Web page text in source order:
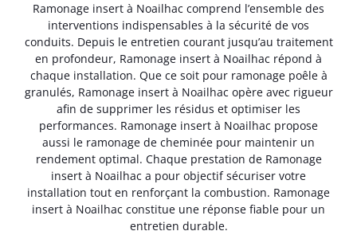
Ramonage insert à Noailhac comprend l’ensemble des
interventions indispensables à la sécurité de vos
conduits. Depuis le entretien courant jusqu’au traitement
en profondeur, Ramonage insert à Noailhac répond à
chaque installation. Que ce soit pour ramonage poêle à
granulés, Ramonage insert à Noailhac opère avec rigueur
afin de supprimer les résidus et optimiser les
performances. Ramonage insert à Noailhac propose
aussi le ramonage de cheminée pour maintenir un
rendement optimal. Chaque prestation de Ramonage
insert à Noailhac a pour objectif sécuriser votre
installation tout en renforçant la combustion. Ramonage
insert à Noailhac constitue une réponse fiable pour un
entretien durable.